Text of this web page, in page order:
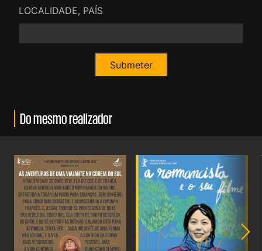
LOCALIDADE, PAÍS
Do mesmo realizador